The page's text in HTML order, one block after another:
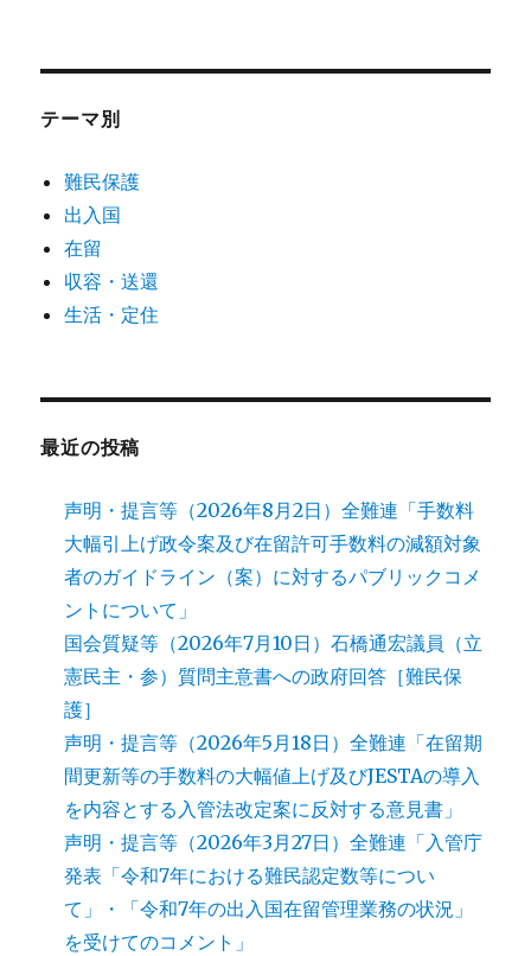
テーマ別
難民保護
出入国
在留
収容・送還
生活・定住
最近の投稿
声明・提言等（2026年8月2日）全難連「手数料
大幅引上げ政令案及び在留許可手数料の減額対象
者のガイドライン（案）に対するパブリックコメ
ントについて」
国会質疑等（2026年7月10日）石橋通宏議員（立
憲民主・参）質問主意書への政府回答［難民保
護］
声明・提言等（2026年5月18日）全難連「在留期
間更新等の手数料の大幅値上げ及びJESTAの導入
を内容とする入管法改定案に反対する意見書」
声明・提言等（2026年3月27日）全難連「入管庁
発表「令和7年における難民認定数等につい
て」・「令和7年の出入国在留管理業務の状況」
を受けてのコメント」